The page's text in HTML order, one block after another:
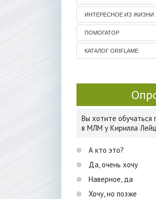
ИНТЕРЕСНОЕ ИЗ ЖИЗНИ
ПОМОГАТОР
КАТАЛОГ ORIFLAME
Вы хотите обучаться
в МЛМ у Кирилла
А кто это?
Да, очень хочу
Наверное, да
Хочу, но позже